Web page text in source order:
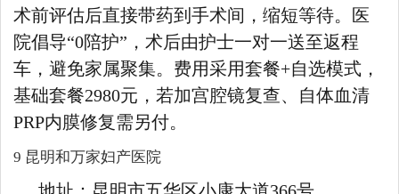
术前评估后直接带药到手术间，缩短等待。医
院倡导“0陪护”，术后由护士一对一送至返程
车，避免家属聚集。费用采用套餐+自选模式，
基础套餐2980元，若加宫腔镜复查、自体血清
PRP内膜修复需另付。
9 昆明和万家妇产医院